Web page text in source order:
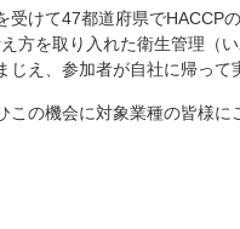
受けて47都道府県で
方を取り入れた衛生管理（
じえ、参加者が自社に帰っ
この機会に対象業種の皆様